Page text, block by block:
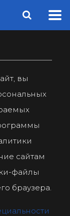
вы
сайтам
файлы
браузера.